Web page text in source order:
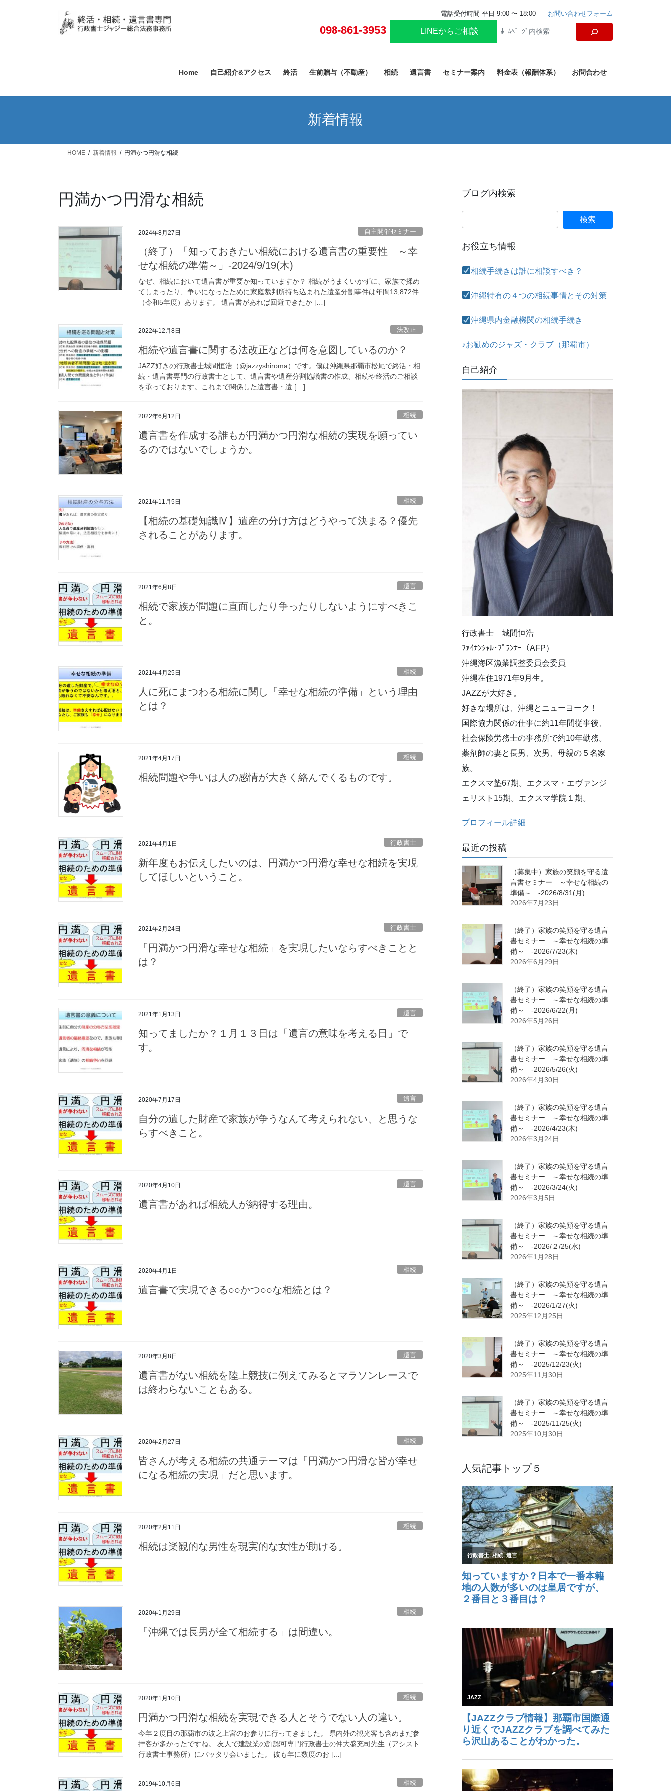
電話受付時間 平日 9:00 〜 18:00 お問い合わせフォーム
098-861-3953 LINEからご相談
Home 自己紹介&アクセス 終活 生前贈与（不動産） 相続 遺言書 セミナー案内 料金表（報酬体系） お問合わせ
新着情報
HOME 新着情報 円満かつ円滑な相続
円満かつ円滑な相続
2024年8月27日 自主開催セミナー
（終了）「知っておきたい相続における遺言書の重要性 ～幸
せな相続の準備～」-2024/9/19(木)
なぜ、相続において遺言書が重要か知っていますか？ 相続がうまくいかずに、家族で揉め
てしまったり、争いになったために家庭裁判所持ち込まれた遺産分割事件は年間13,872件
（令和5年度）あります。 遺言書があれば回避できたか […]
2022年12月8日 法改正
相続や遺言書に関する法改正などは何を意図しているのか？
JAZZ好きの行政書士城間恒浩（@jazzyshiroma）です。僕は沖縄県那覇市松尾で終活・相
続・遺言書専門の行政書士として、遺言書や遺産分割協議書の作成、相続や終活のご相談
を承っております。これまで関係した遺言書・遺 […]
2022年6月12日 相続
遺言書を作成する誰もが円満かつ円滑な相続の実現を願ってい
るのではないでしょうか。
2021年11月5日 相続
【相続の基礎知識Ⅳ】遺産の分け方はどうやって決まる？優先
されることがあります。
2021年6月8日 遺言
相続で家族が問題に直面したり争ったりしないようにすべきこ
と。
2021年4月25日 相続
人に死にまつわる相続に関し「幸せな相続の準備」という理由
とは？
2021年4月17日 相続
相続問題や争いは人の感情が大きく絡んでくるものです。
2021年4月1日 行政書士
新年度もお伝えしたいのは、円満かつ円滑な幸せな相続を実現
してほしいということ。
2021年2月24日 行政書士
「円満かつ円滑な幸せな相続」を実現したいならすべきことと
は？
2021年1月13日 遺言
知ってましたか？１月１３日は「遺言の意味を考える日」で
す。
2020年7月17日 遺言
自分の遺した財産で家族が争うなんて考えられない、と思うな
らすべきこと。
2020年4月10日 遺言
遺言書があれば相続人が納得する理由。
2020年4月1日 相続
遺言書で実現できる○○かつ○○な相続とは？
2020年3月8日 遺言
遺言書がない相続を陸上競技に例えてみるとマラソンレースで
は終わらないこともある。
2020年2月27日 相続
皆さんが考える相続の共通テーマは「円満かつ円滑な皆が幸せ
になる相続の実現」だと思います。
2020年2月11日 相続
相続は楽観的な男性を現実的な女性が助ける。
2020年1月29日 相続
「沖縄では長男が全て相続する」は間違い。
2020年1月10日 相続
円満かつ円滑な相続を実現できる人とそうでない人の違い。
今年２度目の那覇市の波之上宮のお参りに行ってきました。 県内外の観光客も含めまだ参
拝客が多かったですね。 友人で建設業の許認可専門行政書士の仲大盛充司先生（アシスト
行政書士事務所）にバッタリ会いました。 彼も年に数度のお […]
2019年10月6日 相続
ブログ内検索
お役立ち情報
相続手続きは誰に相談すべき？
沖縄特有の４つの相続事情とその対策
沖縄県内金融機関の相続手続き
♪お勧めのジャズ・クラブ（那覇市）
自己紹介
行政書士 城間恒浩
ﾌｧｲﾅﾝｼｬﾙ･ﾌﾟﾗﾝﾅｰ（AFP）
沖縄海区漁業調整委員会委員
沖縄在住1971年9月生。
JAZZが大好き。
好きな場所は、沖縄とニューヨーク！
国際協力関係の仕事に約11年間従事後、
社会保険労務士の事務所で約10年勤務。
薬剤師の妻と長男、次男、母親の５名家
族。
エクスマ塾67期。エクスマ・エヴァンジ
ェリスト15期。エクスマ学院１期。
プロフィール詳細
最近の投稿
（募集中）家族の笑顔を守る遺
言書セミナー ～幸せな相続の
準備～ -2026/8/31(月)
2026年7月23日
（終了）家族の笑顔を守る遺言
書セミナー ～幸せな相続の準
備～ -2026/7/23(木)
2026年6月29日
（終了）家族の笑顔を守る遺言
書セミナー ～幸せな相続の準
備～ -2026/6/22(月)
2026年5月26日
（終了）家族の笑顔を守る遺言
書セミナー ～幸せな相続の準
備～ -2026/5/26(火)
2026年4月30日
（終了）家族の笑顔を守る遺言
書セミナー ～幸せな相続の準
備～ -2026/4/23(木)
2026年3月24日
（終了）家族の笑顔を守る遺言
書セミナー ～幸せな相続の準
備～ -2026/3/24(火)
2026年3月5日
（終了）家族の笑顔を守る遺言
書セミナー ～幸せな相続の準
備～ -2026/２/25(水)
2026年1月28日
（終了）家族の笑顔を守る遺言
書セミナー ～幸せな相続の準
備～ -2026/1/27(火)
2025年12月25日
（終了）家族の笑顔を守る遺言
書セミナー ～幸せな相続の準
備～ -2025/12/23(火)
2025年11月30日
（終了）家族の笑顔を守る遺言
書セミナー ～幸せな相続の準
備～ -2025/11/25(火)
2025年10月30日
人気記事トップ５